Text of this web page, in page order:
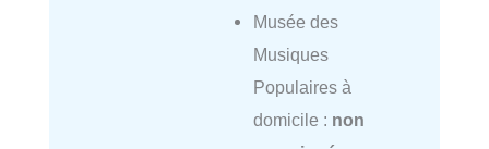
Musée des
Musiques
Populaires à
domicile : non